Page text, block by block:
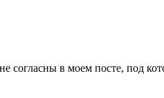
согласны в моем посте,